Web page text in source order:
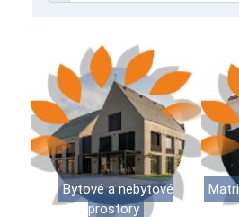
Bytové a nebytové
prostory